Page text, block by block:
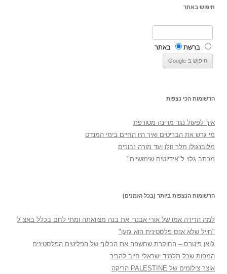
חיפוש באתר
ברשת באתר
הרשומות הכי נצפות
איך לפעול נגד מדינה מטורפת
מי גרש את הבריטים ואיך היו החיים בימי המנדט
מלובנגולו מלך זולו ועד מורה נבוכים
מכתב גלוי ל"אידיוטים שימושיים"
הרשומות הנצפות ביותר (בכל הזמנים)
למה הדירה אמו של אורי אבנרי את בנה מצוואתה ומתי לחם בכלל באצ"ל
"חייל שלא אנס פלסטינית הוא גזען"
ג'ואן פיטרס – החוקרת שחשפה את הבלוף של הפליטים הפלסטינים
המפות שכל תלמיד ישראלי חייב להכיר
אוצר צילומים של PALESTINE הריקה